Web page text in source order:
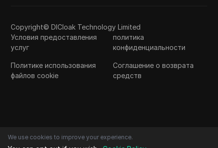
Copyright© DICloak Technology Limited
Условия предоставления
услуг
политика
конфиденциальности
Политике использования
файлов cookie
Соглашение о возврата
средств
We use cookies to improve your experience.